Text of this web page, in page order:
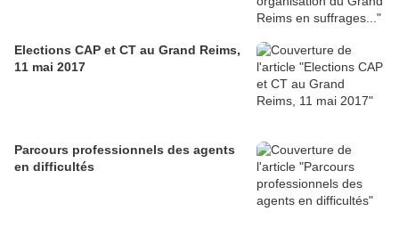
Elections CAP et CT au Grand Reims,
11 mai 2017
Parcours professionnels des agents
en difficultés